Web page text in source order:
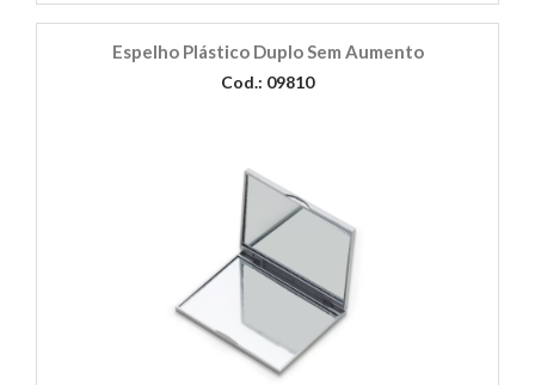
Espelho Plástico Duplo Sem Aumento
Cod.: 09810